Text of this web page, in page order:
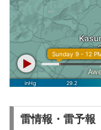
雷情報・雷予報